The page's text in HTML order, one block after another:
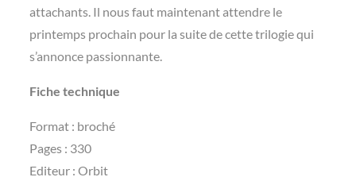
attachants. Il nous faut maintenant attendre le
printemps prochain pour la suite de cette trilogie qui
s’annonce passionnante.
Fiche technique
Format : broché
Pages : 330
Editeur : Orbit